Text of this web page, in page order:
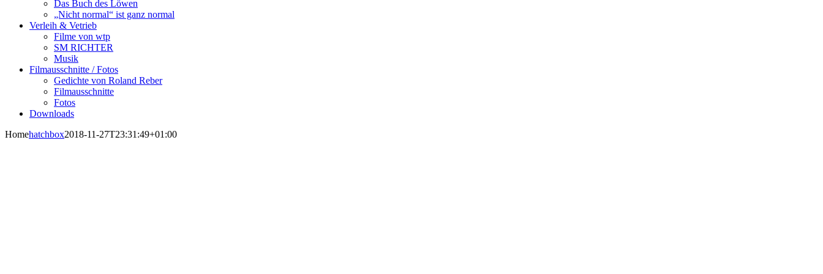
Das Buch des Löwen
„Nicht normal“ ist ganz normal
Verleih & Vetrieb
Filme von wtp
SM RICHTER
Musik
Filmausschnitte / Fotos
Gedichte von Roland Reber
Filmausschnitte
Fotos
Downloads
Homehatchbox2018-11-27T23:31:49+01:00